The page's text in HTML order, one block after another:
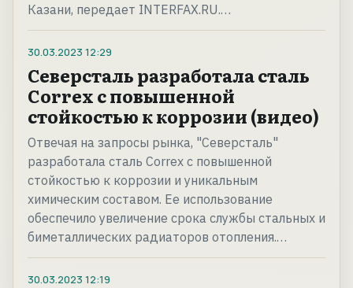
Казани, передает INTERFAX.RU.…
30.03.2023 12:29
Северсталь разработала сталь
Correx с повышенной
стойкостью к коррозии (видео)
Отвечая на запросы рынка, "Северсталь"
разработала сталь Correx с повышенной
стойкостью к коррозии и уникальным
химическим составом. Ее использование
обеспечило увеличение срока службы стальных и
биметаллических радиаторов отопления.…
30.03.2023 12:19